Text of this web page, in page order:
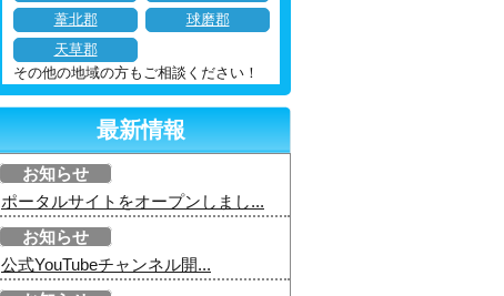
葦北郡
球磨郡
天草郡
その他の地域の方もご相談ください！
最新情報
お知らせ
ポータルサイトをオープンしまし...
お知らせ
公式YouTubeチャンネル開...